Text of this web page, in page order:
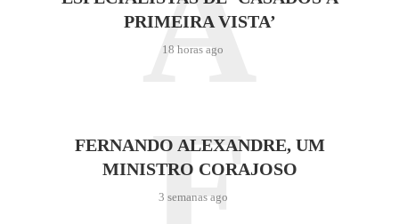
PRIMEIRA VISTA’
18 horas ago
FERNANDO ALEXANDRE, UM
MINISTRO CORAJOSO
3 semanas ago
F